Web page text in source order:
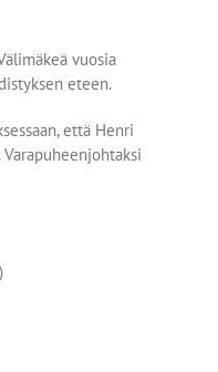
vuosia
eteen.
että Henri